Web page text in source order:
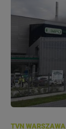
TVN WARSZAWA